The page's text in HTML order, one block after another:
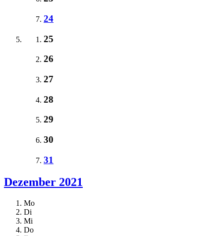
24
25
26
27
28
29
30
31
Dezember 2021
Mo
Di
Mi
Do